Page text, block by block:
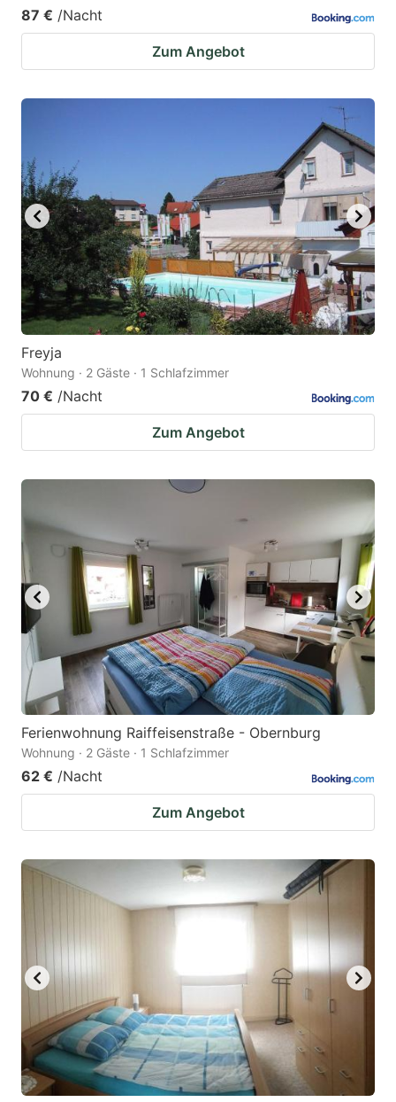
87 € /Nacht
Zum Angebot
Freyja
Wohnung · 2 Gäste · 1 Schlafzimmer
70 € /Nacht
Zum Angebot
Ferienwohnung Raiffeisenstraße - Obernburg
Wohnung · 2 Gäste · 1 Schlafzimmer
62 € /Nacht
Zum Angebot